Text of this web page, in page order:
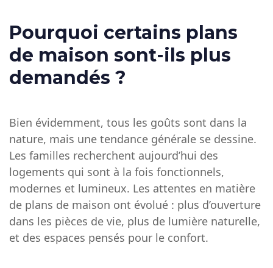
Pourquoi certains plans
de maison sont-ils plus
demandés ?
Bien évidemment, tous les goûts sont dans la
nature, mais une tendance générale se dessine.
Les familles recherchent aujourd’hui des
logements qui sont à la fois fonctionnels,
modernes et lumineux. Les attentes en matière
de plans de maison ont évolué : plus d’ouverture
dans les pièces de vie, plus de lumière naturelle,
et des espaces pensés pour le confort.